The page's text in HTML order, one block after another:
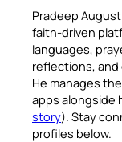
Pradeep
faith-driven
languages,
reflections, and
He manages
apps alongside
story). Stay
profiles below.